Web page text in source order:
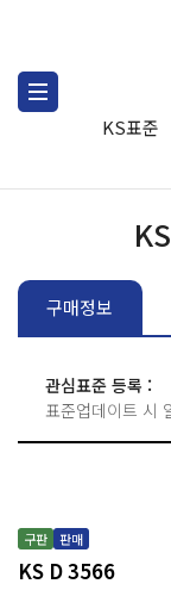
KS표준
구매정보
관심표준 등록 :
표준업데이트 시
구판 판매
KS D 3566